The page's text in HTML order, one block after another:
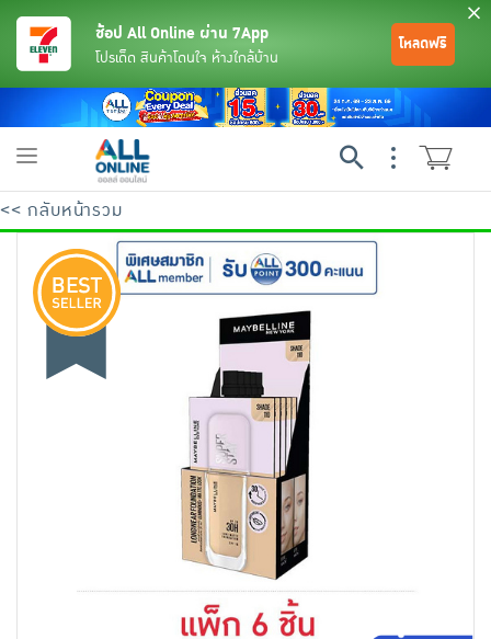
ช้อป All Online ผ่าน 7App
โปรเด็ด สินค้าโดนใจ ห้างใกล้บ้าน
โหลดฟรี
Toggle
<< กลับหน้ารวม